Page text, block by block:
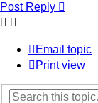
Post Reply
Email topic
Print view